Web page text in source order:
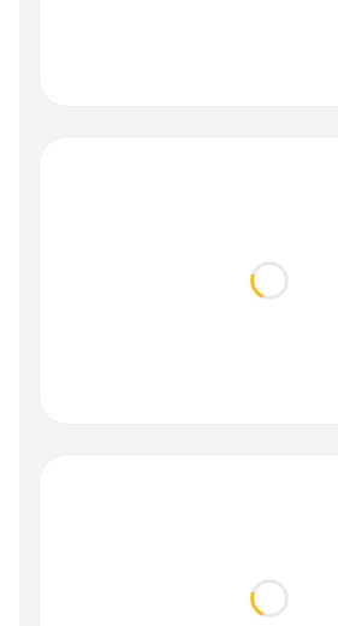
Loading...
Loading...